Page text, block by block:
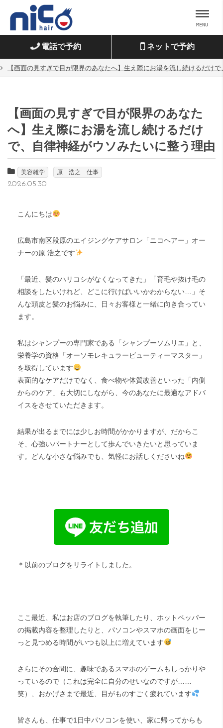
電話で予約 ネットで予約
【画面の見すぎで目が限界のあなたへ】生え際にお湯を流し続けるだけ
【画面の見すぎで目が限界のあなた
へ】生え際にお湯を流し続けるだけ
で、自律神経がウソみたいに整う理由
美容雑学 原 浩之 仕事
2026.05.30
こんにちは
広島市南区段原のエイジングケアサロン「ニコヘアー」オー
ナーの原 浩之です
「最近、髪のハリコシがなくなってきた」「育毛や抜け毛の
相談をしたいけれど、どこに行けばいいかわからない…」そ
んな頭皮と髪のお悩みに、日々お客様と一緒に向き合ってい
ます。
私はシャンプーの専門家である「シャンプーソムリエ」と、
栄養学の資格「オーソモレキュラービューティーマスター」
を取得しています
表面的なケアだけでなく、食べ物や体質改善といった「内側
からのケア」も大切にしながら、今のあなたに最適なアドバ
イスをさせていただきます。
結果が出るまでには少しお時間がかかりますが、だからこ
そ、心強いパートナーとして歩んでいきたいと思っていま
す。どんな小さな悩みでも、気軽にお話しくださいね
＊以前のブログをリライトしました。
ここ最近、私はお店のブログを執筆したり、ホットペッパー
の掲載内容を整理したりと、パソコンやスマホの画面をじー
っと見つめる時間がいつも以上に増えています
さらにその合間に、趣味であるスマホのゲームもしっかりや
っているので（これは完全に自分のせいなのですが……
笑）、おかげさまで最近、目がものすごく疲れています
皆さんも、仕事で1日中パソコンを使い、家に帰ってからも
MENU